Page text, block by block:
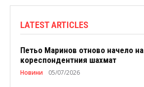
LATEST ARTICLES
Петьо Маринов отново начело на
кореспондентния шахмат
Новини 05/07/2026